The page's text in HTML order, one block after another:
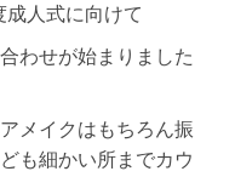
人式に向けて
わせが始まりました
メイクはもちろん振
も細かい所までカウ